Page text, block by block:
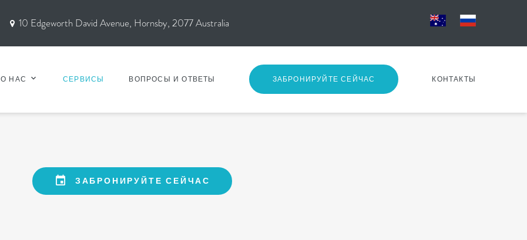
10 Edgeworth David Avenue, Hornsby, 2077 Australia
О НАС СЕРВИСЫ ВОПРОСЫ И ОТВЕТЫ ЗАБРОНИРУЙТЕ СЕЙЧАС КОНТАКТЫ
ЗАБРОНИРУЙТЕ СЕЙЧАС